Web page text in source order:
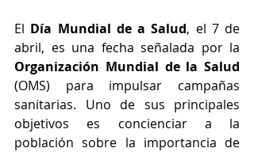
El Día Mundial de a Salud, el 7 de
Organización Mundial de la Salud
(OMS) para impulsar campañas
sanitarias. Uno de sus principales
objetivos es concienciar a la
población sobre la importancia de